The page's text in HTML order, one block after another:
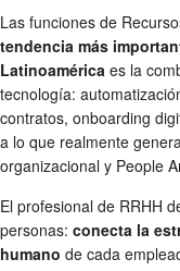
Las funciones de
tendencia más
Latinoamérica es la
tecnología:
contratos, onboarding
a lo que realmente
organizacional y People
El profesional de RRHH
personas: conecta la
humano de cada